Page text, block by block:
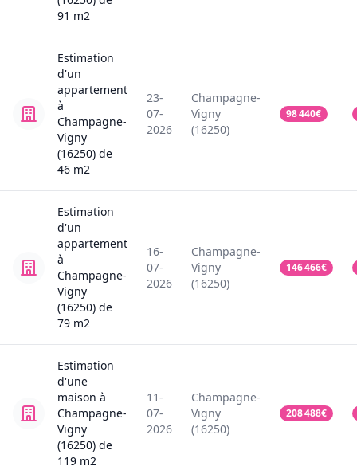
91 m2
Estimation
d'un
appartement
à
Champagne-
Vigny
(16250) de
46 m2
23-
07-
2026
Champagne-
Vigny
(16250)
98 440€
Estimation
d'un
appartement
à
Champagne-
Vigny
(16250) de
79 m2
16-
07-
2026
Champagne-
Vigny
(16250)
146 466€
Estimation
d'une
maison à
Champagne-
Vigny
(16250) de
119 m2
11-
07-
2026
Champagne-
Vigny
(16250)
208 488€